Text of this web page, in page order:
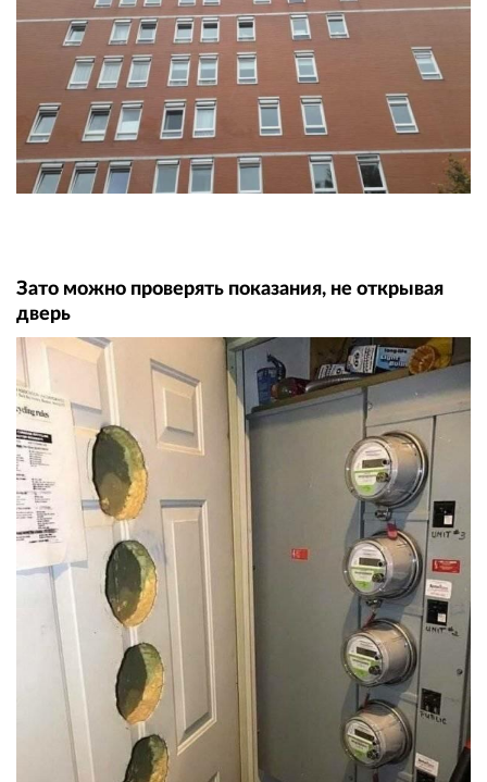
Зато можно проверять показания, не открывая
дверь